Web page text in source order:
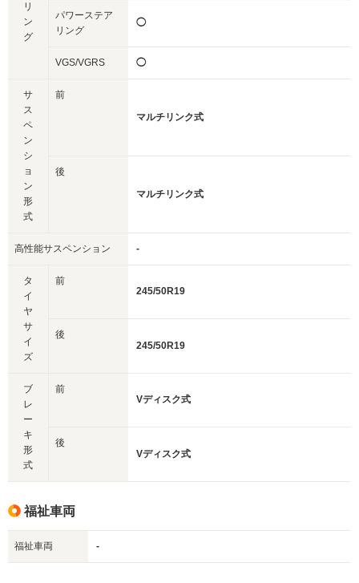
リ
ン
グ
パワーステア
リング
◯
VGS/VGRS ◯
サ
ス
ペ
ン
シ
ョ
ン
形
式
前
マルチリンク式
後
マルチリンク式
高性能サスペンション -
タ
イ
ヤ
サ
イ
ズ
前
245/50R19
後
245/50R19
ブ
レ
ー
キ
形
式
前
Vディスク式
後
Vディスク式
福祉車両
福祉車両 -